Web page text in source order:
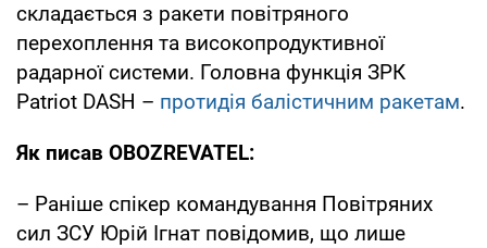
складається з ракети повітряного
перехоплення та високопродуктивної
радарної системи. Головна функція ЗРК
Patriot DASH – протидія балістичним ракетам.
Як писав OBOZREVATEL:
– Раніше спікер командування Повітряних
сил ЗСУ Юрій Ігнат повідомив, що лише